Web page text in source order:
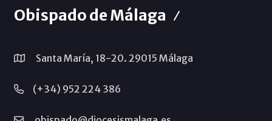
Obispado de Málaga
Santa María, 18-20. 29015 Málaga
(+34) 952 224 386